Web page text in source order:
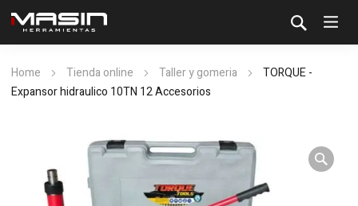
Home Tienda online Taller y gomeria
TORQUE -
Expansor hidraulico 10TN 12 Accesorios